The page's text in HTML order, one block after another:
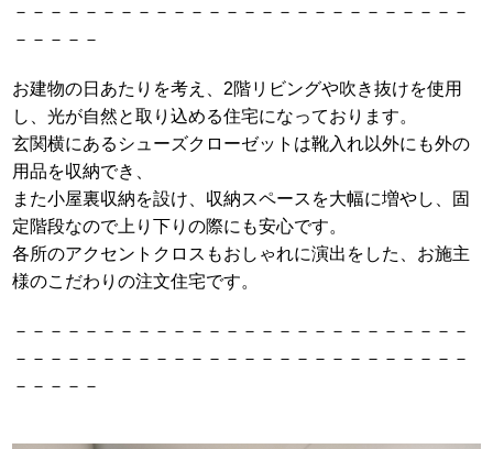
－－－－－－－－－－－－－－－－－－－－－－－－－－
－－－－－
お建物の日あたりを考え、2階リビングや吹き抜けを使用
し、光が自然と取り込める住宅になっております。
玄関横にあるシューズクローゼットは靴入れ以外にも外の
用品を収納でき、
また小屋裏収納を設け、収納スペースを大幅に増やし、固
定階段なので上り下りの際にも安心です。
各所のアクセントクロスもおしゃれに演出をした、お施主
様のこだわりの注文住宅です。
－－－－－－－－－－－－－－－－－－－－－－－－－－
－－－－－－－－－－－－－－－－－－－－－－－－－－
－－－－－